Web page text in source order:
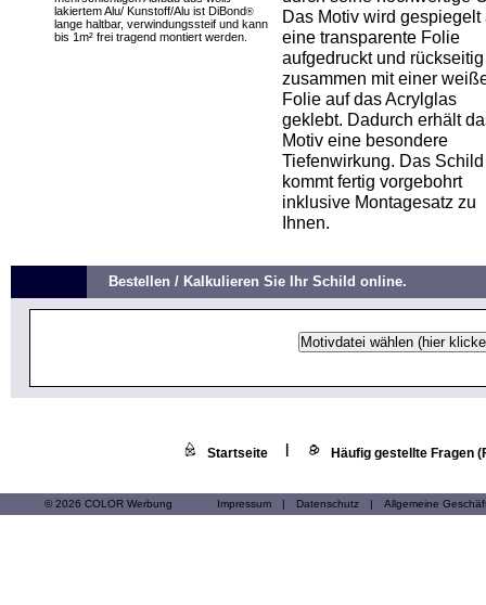
lakiertem Alu/ Kunstoff/Alu ist DiBond®
lange haltbar, verwindungssteif und kann
bis 1m² frei tragend montiert werden.
Das Motiv wird gespiegelt
eine transparente Folie
aufgedruckt und rückseitig
zusammen mit einer
Folie auf das Acrylglas
geklebt. Dadurch erhält
Motiv eine besondere
Tiefenwirkung. Das Schild
kommt fertig vorgebohrt
inklusive Montagesatz zu
Ihnen.
Bestellen / Kalkulieren Sie Ihr Schild online.
Startseite Häufig gestellte Fragen
© 2026 COLOR Werbung Impressum | Datenschutz | Allgemeine